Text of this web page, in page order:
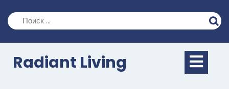
содержимому
Radiant Living